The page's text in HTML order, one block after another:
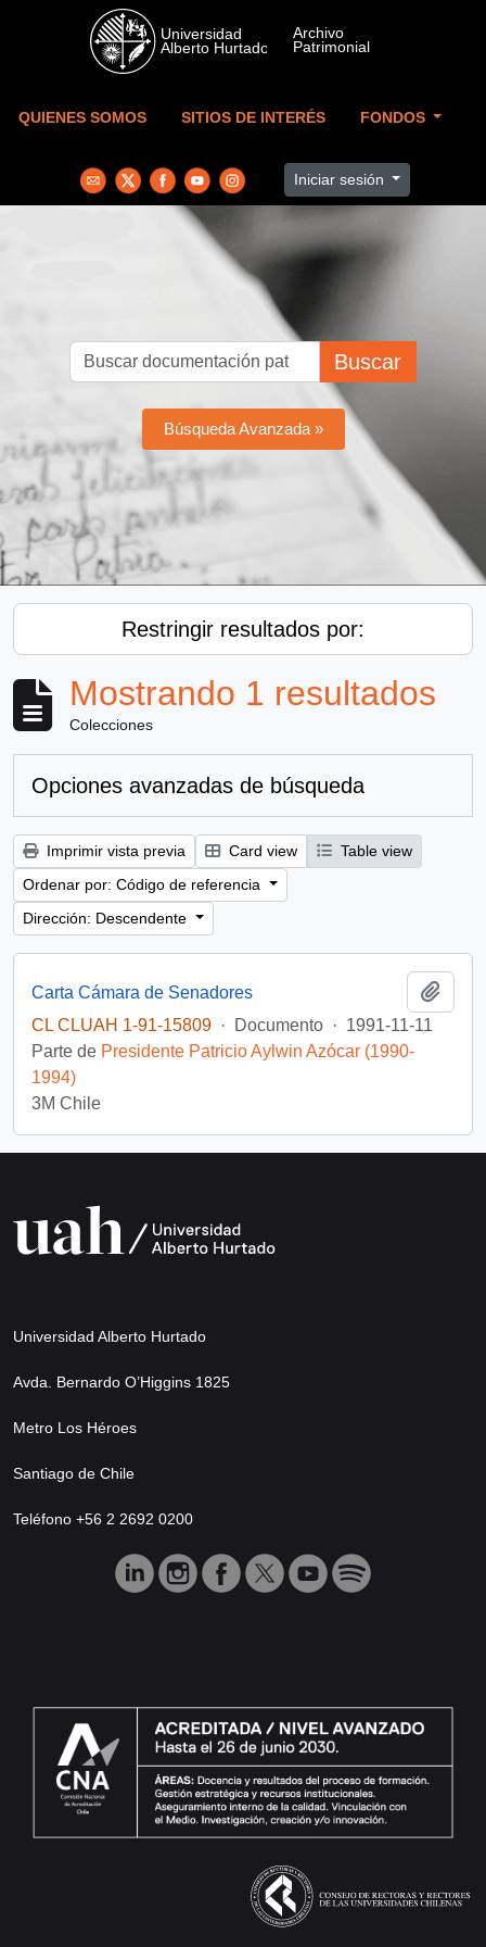
Skip to main content
QUIENES SOMOS SITIOS DE INTERÉS FONDOS
Iniciar sesión
Buscar
Búsqueda Avanzada »
Restringir resultados por:
Mostrando 1 resultados
Colecciones
Opciones avanzadas de búsqueda
Imprimir vista previa Card view
Table view
Ordenar por: Código de referencia
Dirección: Descendente
Carta Cámara de Senadores
CL CLUAH 1-91-15809 · Documento · 1991-11-11
Parte de Presidente Patricio Aylwin Azócar (1990-
1994)
3M Chile
Universidad Alberto Hurtado
Avda. Bernardo O’Higgins 1825
Metro Los Héroes
Santiago de Chile
Teléfono +56 2 2692 0200